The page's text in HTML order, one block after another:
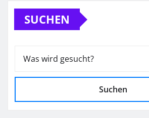
SUCHEN
Suchen